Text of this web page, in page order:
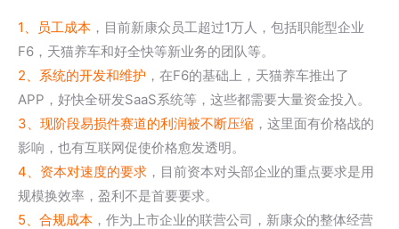
1、员工成本 ，目前新康众员工超过1万人，包括职能型企业
F6，天猫养车和好全快等新业务的团队等。
2、系统的开发和维护 ，在F6的基础上，天猫养车推出了
APP，好快全研发SaaS系统等，这些都需要大量资金投入。
3、现阶段易损件赛道的利润被不断压缩 ，这里面有价格战的
影响，也有互联网促使价格愈发透明。
4、资本对速度的要求 ，目前资本对头部企业的重点要求是用
规模换效率，盈利不是首要要求。
5、合规成本 ，作为上市企业的联营公司，新康众的整体经营